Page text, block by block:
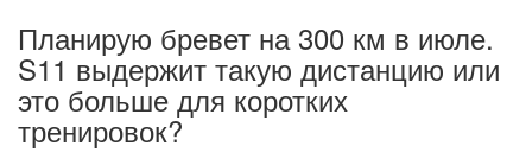
Планирую бревет на 300 км в июле.
S11 выдержит такую дистанцию или
это больше для коротких
тренировок?